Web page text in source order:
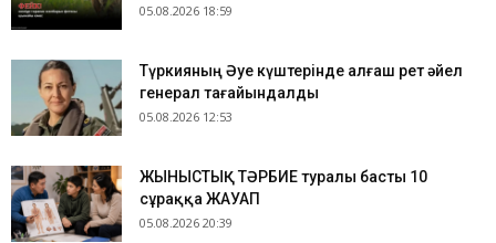
05.08.2026 18:59
Түркияның Әуе күштерінде алғаш рет әйел
генерал тағайындалды
05.08.2026 12:53
ЖЫНЫСТЫҚ ТӘРБИЕ туралы басты 10
сұраққа ЖАУАП
05.08.2026 20:39